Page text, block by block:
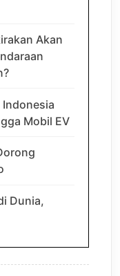
Akan
Mobil EV
Dunia,